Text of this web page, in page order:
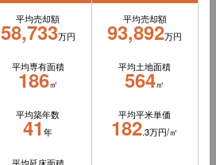
平均売却額
58,733万円
平均専有面積
186㎡
平均築年数
41年
平均延床面積
平均売却額
93,892万円
平均土地面積
564㎡
平均平米単価
182.3万円/㎡